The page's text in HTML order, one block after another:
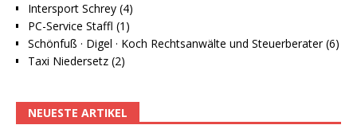
Intersport Schrey (4)
PC-Service Staffl (1)
Schönfuß · Digel · Koch Rechtsanwälte und Steuerberater (6)
Taxi Niedersetz (2)
NEUESTE ARTIKEL